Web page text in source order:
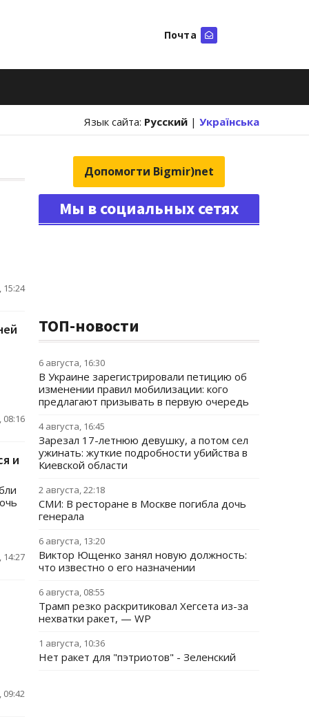
Почта
Язык сайта: Русский | Українська
15:24
08:16
и
14:27
09:42
Допомогти Bigmir)net
Мы в социальных сетях
ТОП-новости
6 августа, 16:30
В Украине зарегистрировали петицию об
изменении правил мобилизации: кого
предлагают призывать в первую очередь
4 августа, 16:45
Зарезал 17-летнюю девушку, а потом сел
ужинать: жуткие подробности убийства в
Киевской области
2 августа, 22:18
СМИ: В ресторане в Москве погибла дочь
генерала
6 августа, 13:20
Виктор Ющенко занял новую должность:
что известно о его назначении
6 августа, 08:55
Трамп резко раскритиковал Хегсета из-за
нехватки ракет, — WP
1 августа, 10:36
Нет ракет для "пэтриотов" - Зеленский